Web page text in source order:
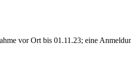
vor Ort bis 01.11.23; eine